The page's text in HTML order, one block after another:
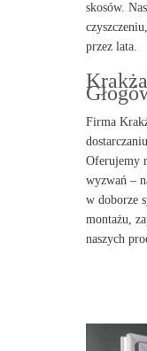
skosów.
przez lata.
Firma
Oferujemy
wyzwań –
w doborze
montażu,
naszych